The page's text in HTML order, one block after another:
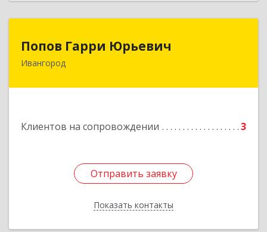
Попов Гарри Юрьевич
Ивангород
Клиентов на сопровождении 3
Отправить заявку
Показать контакты
Отправить заявку
Назад